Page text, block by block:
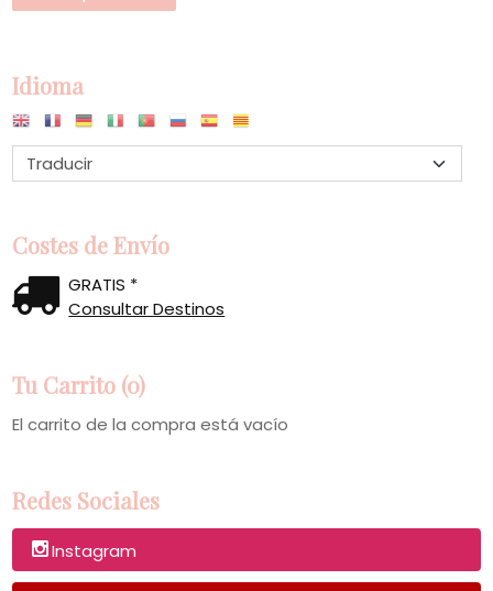
Idioma
Costes de Envío
GRATIS *
Consultar Destinos
Tu Carrito (0)
El carrito de la compra está vacío
Redes Sociales
Instagram